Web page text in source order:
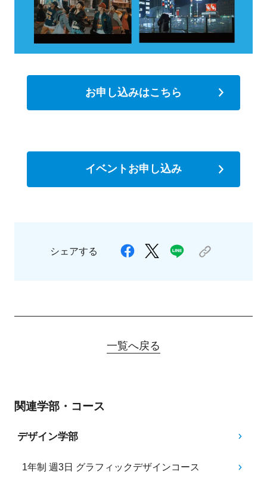
お申し込みはこちら
イベントお申し込み
シェアする
一覧へ戻る
関連学部・コース
デザイン学部
1年制 週3日 グラフィックデザインコース